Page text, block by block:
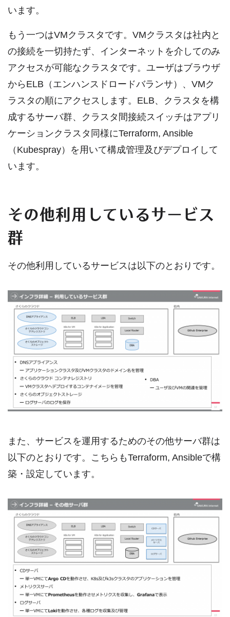
います。
もう一つはVMクラスタです。VMクラスタは社内と
の接続を一切持たず、インターネットを介してのみ
アクセスが可能なクラスタです。ユーザはブラウザ
からELB（エンハンスドロードバランサ）、VMク
ラスタの順にアクセスします。ELB、クラスタを構
成するサーバ群、クラスタ間接続スイッチはアプリ
ケーションクラスタ同様にTerraform, Ansible
（Kubespray）を用いて構成管理及びデプロイして
います。
その他利用しているサービス
群
その他利用しているサービスは以下のとおりです。
また、サービスを運用するためのその他サーバ群は
以下のとおりです。こちらもTerraform, Ansibleで構
築・設定しています。